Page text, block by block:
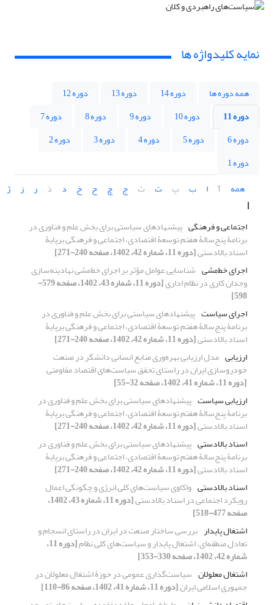
نمایه کلیدواژه ها
همه دوره ها دوره 14 دوره 13
دوره 12
دوره 11
دوره 10 دوره 9 دوره 8
دوره 7
دوره 6
دوره 5 دوره 4 دوره 3
دوره 2
دوره 1
همه
آ ا ب پ ت ث ج چ ح خ د ذ ر ز ژ
ا
اجتماعی و فرهنگی پیشنهادهای سیاستی برای بخش علم و فناوری در
برنامۀ پنج‌سالۀ هفتم توسعۀ اقتصادی، اجتماعی و فرهنگی برپایۀ
اسناد بالادستی[دوره 11، شماره 42، 1402، صفحه 240-271]
اجرای خط‌مشی شناسایی عوامل مؤثر بر اجرای خط‌مشی نهادینه‌سازی
وجدان کاری در نظام اداری [دوره 11، شماره 43، 1402، صفحه 579-
598]
اجرای سیاست پیشنهادهای سیاستی برای بخش علم و فناوری در
برنامۀ پنج‌سالۀ هفتم توسعۀ اقتصادی، اجتماعی و فرهنگی برپایۀ
اسناد بالادستی[دوره 11، شماره 42، 1402، صفحه 240-271]
ارزیابی مدل ارزیابی بهره‌وری منابع انسانی دانشگر در صنعت
خودروسازی ایران در راستای تحقق سیاست‌های اقتصاد مقاومتی
[دوره 11، شماره 41، 1402، صفحه 32-55]
ارزیابی سیاست پیشنهادهای سیاستی برای بخش علم و فناوری در
برنامۀ پنج‌سالۀ هفتم توسعۀ اقتصادی، اجتماعی و فرهنگی برپایۀ
اسناد بالادستی[دوره 11، شماره 42، 1402، صفحه 240-271]
اسناد بالادستی پیشنهادهای سیاستی برای بخش علم و فناوری در
برنامۀ پنج‌سالۀ هفتم توسعۀ اقتصادی، اجتماعی و فرهنگی برپایۀ
اسناد بالادستی[دوره 11، شماره 42، 1402، صفحه 240-271]
اسناد بالادستی واکاوی سیاست‌های کلی انرژی و چگونگی اعمال
رویکرد اجتماعی در اسناد بالادستی [دوره 11، شماره 43، 1402،
صفحه 477-518]
اشتغال پایدار بررسی ساختار صنعت در ایران در راستای انسجام و
تعادل منطقه‌ای، اشتغال پایدار و سیاست‌های کلی نظام [دوره 11،
شماره 42، 1402، صفحه 330-353]
اشتغال معلولان سیاست‌گذاری عمومی در حوزۀ اشتغال معلولان در
جمهوری اسلامی ایران[دوره 11، شماره 41، 1402، صفحه 86-110]